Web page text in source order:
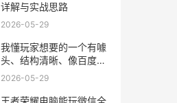
详解与实战思路
2026-05-29
我懂玩家想要的一个有噱
头、结构清晰、像百度经
验那样好读的长文。不过
2026-05-29
王者荣耀电脑能玩微信全